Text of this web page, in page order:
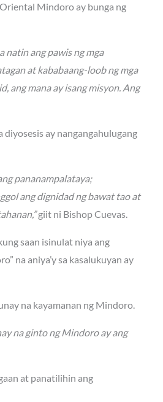
Mindoro ay bunga ng
natin ang pawis ng mga
at kababaang-loob ng mga
ang mana ay isang misyon. Ang
diyosesis ay nangangahulugang
pananampalataya;
ang dignidad ng bawat tao at
giit ni Bishop Cuevas.
saan isinulat niya ang
na aniya’y sa kasalukuyan ay
na kayamanan ng Mindoro.
na ginto ng Mindoro ay ang
at panatilihin ang